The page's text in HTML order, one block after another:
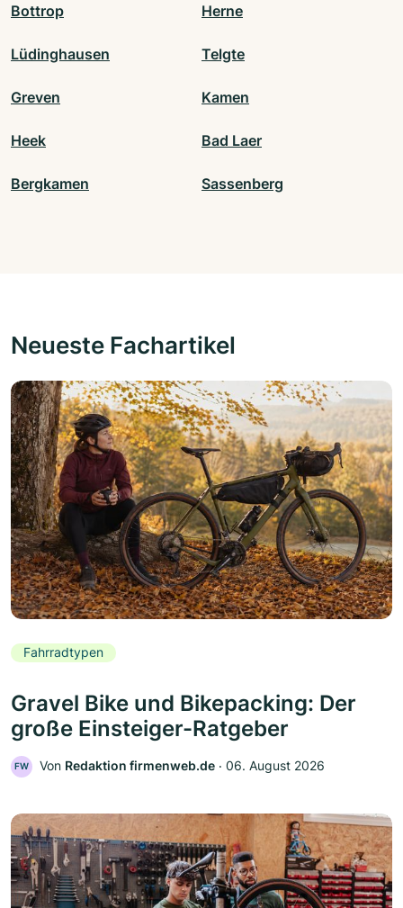
Bottrop Herne
Lüdinghausen Telgte
Greven Kamen
Heek Bad Laer
Bergkamen Sassenberg
Neueste Fachartikel
Fahrradtypen
Gravel Bike und Bikepacking: Der
große Einsteiger-Ratgeber
FW Von Redaktion firmenweb.de ‧ 06. August 2026